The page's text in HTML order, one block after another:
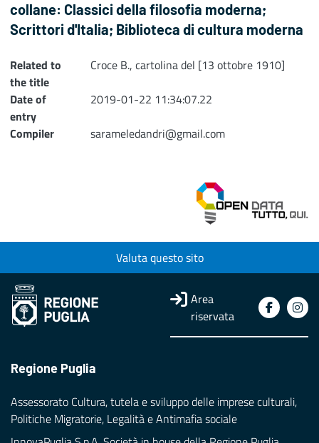
collane: Classici della filosofia moderna;
Scrittori d'Italia; Biblioteca di cultura moderna
Related to
the title
Croce B., cartolina del [13 ottobre 1910]
Date of
entry
2019-01-22 11:34:07.22
Compiler
sarameledandri@gmail.com
Valuta questo sito
Area
riservata
Regione Puglia
Assessorato Cultura, tutela e sviluppo delle imprese culturali,
Politiche Migratorie, Legalità e Antimafia sociale